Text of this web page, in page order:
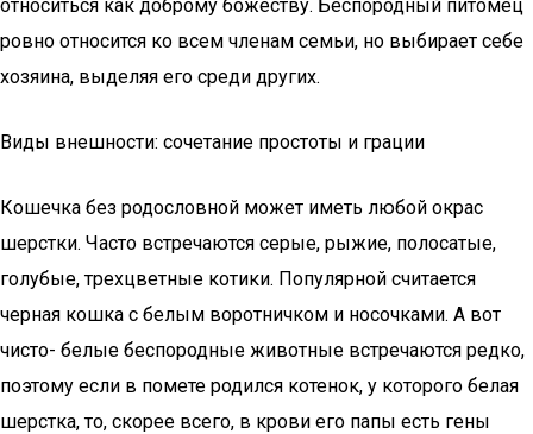
относиться как доброму божеству. Беспородный питомец
ровно относится ко всем членам семьи, но выбирает себе
хозяина, выделяя его среди других.
Виды внешности: сочетание простоты и грации
Кошечка без родословной может иметь любой окрас
шерстки. Часто встречаются серые, рыжие, полосатые,
голубые, трехцветные котики. Популярной считается
черная кошка с белым воротничком и носочками. А вот
чисто- белые беспородные животные встречаются редко,
поэтому если в помете родился котенок, у которого белая
шерстка, то, скорее всего, в крови его папы есть гены